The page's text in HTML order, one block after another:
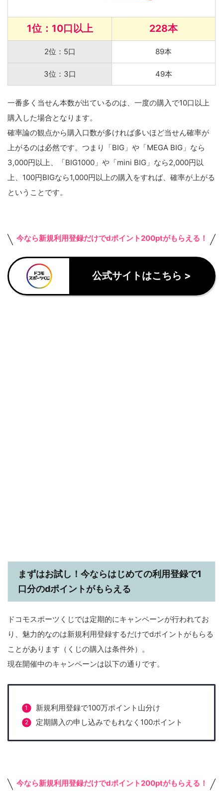
1位：10口以上 228本
2位：5口 89本
3位：3口 49本
一番多く当せん本数が出ているのは、一度の購入で10口以上
購入した場合となります。
確率論の観点から購入口数が多ければ多いほど当せん確率が
上がるのは必然です。つまり「BIG」や「MEGA BIG」なら
3,000円以上、「BIG1000」や「mini BIG」なら2,000円以
上、100円BIGなら1,000円以上の購入をすれば、確率が上がる
ということです。
今なら新規利用登録だけでdポイント200ptがもらえる！
公式サイトはこちら >
まずはお試し！今ならはじめての利用登録で1
口分のdポイントがもらえる
ドコモスポーツくじでは定期的にキャンペーンが行われてお
り、魅力的なのは新規利用登録するだけでdポイントがもらる
ことがあります（くじの購入は条件外）。
現在開催中のキャンペーンは以下の通りです。
新規利用登録で100万ポイント山分け
定期購入の申し込みでもれなく100ポイント
今なら新規利用登録だけでdポイント200ptがもらえる！